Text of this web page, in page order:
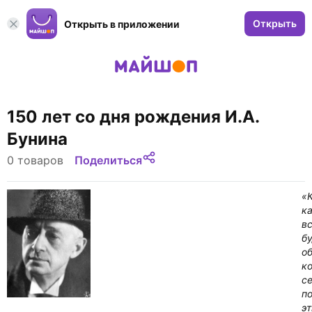
Открыть в приложении Открыть
150 лет со дня рождения И.А.
Бунина
0 товаров Поделиться